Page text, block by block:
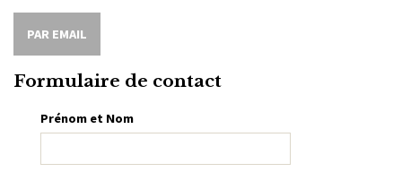
PAR EMAIL
Formulaire de contact
Prénom et Nom